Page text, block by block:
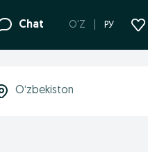
Chat O'Z РУ